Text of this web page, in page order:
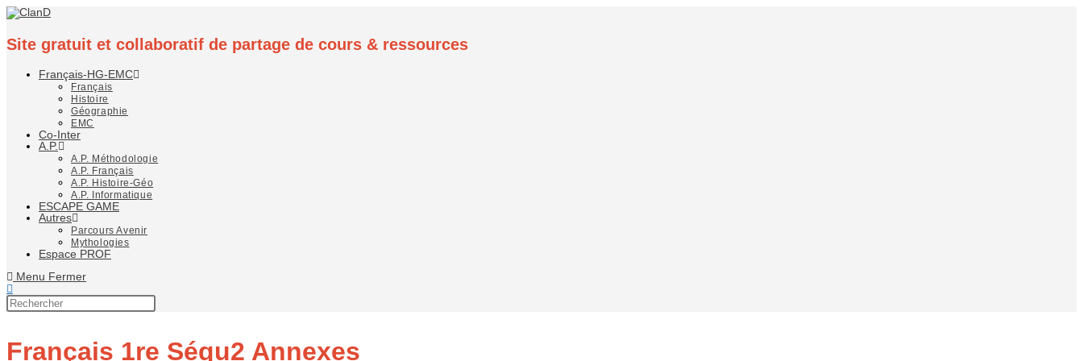
Site gratuit et collaboratif de partage de cours & ressources
Français-HG-EMC
Français
Histoire
Géographie
EMC
Co-Inter
A.P.
A.P. Méthodologie
A.P. Français
A.P. Histoire-Géo
A.P. Informatique
ESCAPE GAME
Autres
Parcours Avenir
Mythologies
Espace PROF
Menu Fermer
Français 1re Séqu2 Annexes